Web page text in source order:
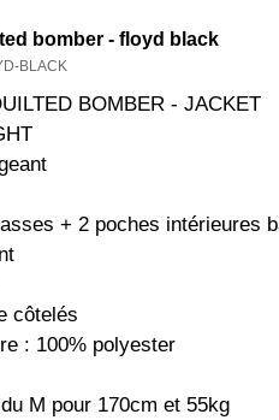
bomber - floyd black
BLACK
BOMBER - JACKET
+ 2 poches intérieures
côtelés
: 100% polyester
M pour 170cm et 55kg